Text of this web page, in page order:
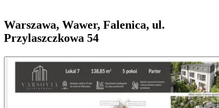
Warszawa, Wawer, Falenica, ul.
Przylaszczkowa 54